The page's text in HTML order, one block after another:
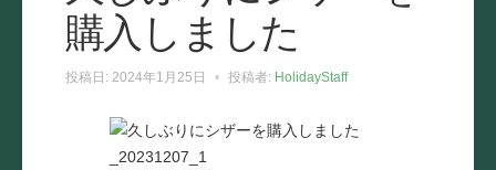
購入しました
投稿日: 2024年1月25日 投稿者: HolidayStaff